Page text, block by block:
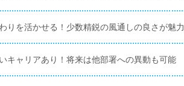
りを活かせる！少数精鋭の風通しの良さが魅力
キャリアあり！将来は他部署への異動も可能